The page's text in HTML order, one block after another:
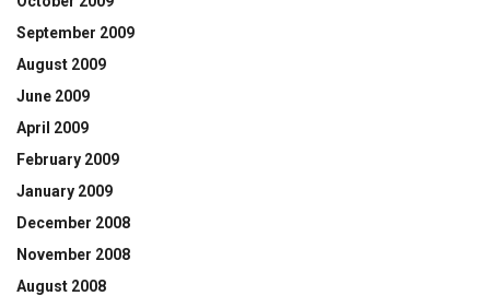
September 2009
August 2009
June 2009
April 2009
February 2009
January 2009
December 2008
November 2008
August 2008